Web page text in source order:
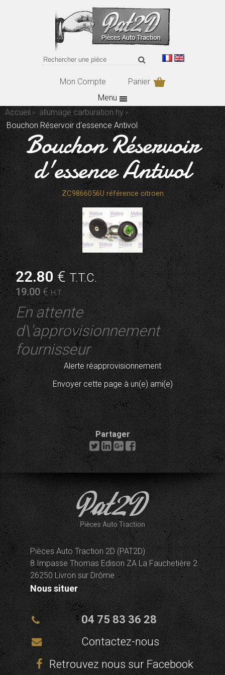
Mon Compte
Panier
Menu
Accueil
allumage carburation hy
Bouchon Réservoir d'essence Antivol
Bouchon Réservoir
d'essence Antivol
ZC9866056U référence citroen
22.80 €T.T.C.
19.00 € H.T.
En attente
d\'approvisionnement
fournisseur
Alerte réapprovisionnement
Envoyer cette page à un(e) ami(e)
Partager
Pièces Auto Traction 2D (PAT2D)
8 Impasse Thomas Edison ZA La Fauchetière 2
26250 Livron sur Drôme
Nous situer
04 75 83 36 28
Contactez-nous
Retrouvez nous sur Facebook